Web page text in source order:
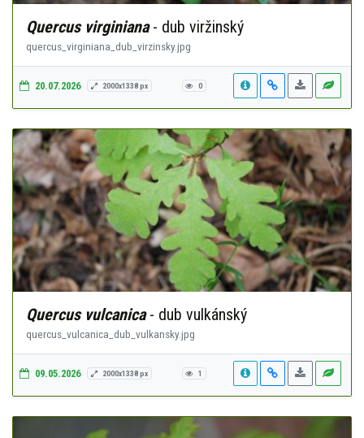
Quercus virginiana- dub viržinský
quercus_virginiana_dub_virzinsky.jpg
20.07.2026 2000x1338 px 0
Quercus vulcanica- dub vulkánský
quercus_vulcanica_dub_vulkansky.jpg
09.05.2026 2000x1338 px 1